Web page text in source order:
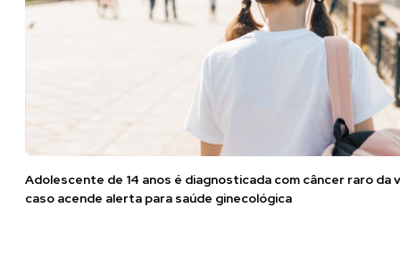
Adolescente de 14 anos é diagnosticada com câncer raro da
caso acende alerta para saúde ginecológica